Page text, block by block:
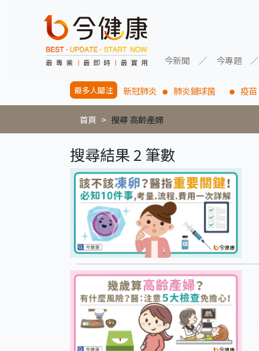
今新聞 今專題
最多人關注 新冠肺炎 肺炎鏈球菌 疫苗
首頁 搜尋 高齡產婦
搜尋結果 2 筆數